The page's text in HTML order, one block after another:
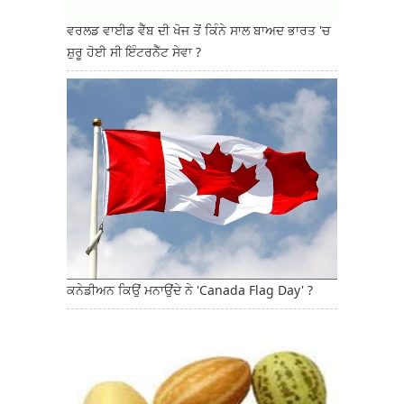
ਵਰਲਡ ਵਾਈਡ ਵੈੱਬ ਦੀ ਖੋਜ ਤੋਂ ਕਿੰਨੇ ਸਾਲ ਬਾਅਦ ਭਾਰਤ 'ਚ
ਸ਼ੁਰੂ ਹੋਈ ਸੀ ਇੰਟਰਨੈੱਟ ਸੇਵਾ ?
ਕਨੇਡੀਅਨ ਕਿਉਂ ਮਨਾਉਂਦੇ ਨੇ 'Canada Flag Day' ?